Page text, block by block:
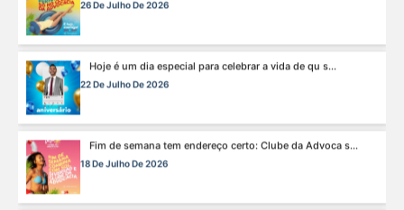
22 De Julho De 2026
Fim de semana tem endereço certo: Clube da Advoca s...
18 De Julho De 2026
A saúde da mulher merece atenção especial em to s...
17 De Julho De 2026